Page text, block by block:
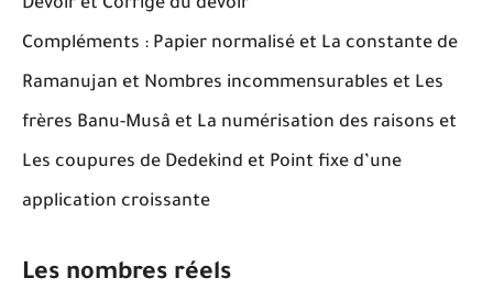
Devoir et Corrigé du devoir
Compléments : Papier normalisé et La constante de
Ramanujan et Nombres incommensurables et Les
frères Banu-Musâ et La numérisation des raisons et
Les coupures de Dedekind et Point fixe d’une
application croissante
Les nombres réels